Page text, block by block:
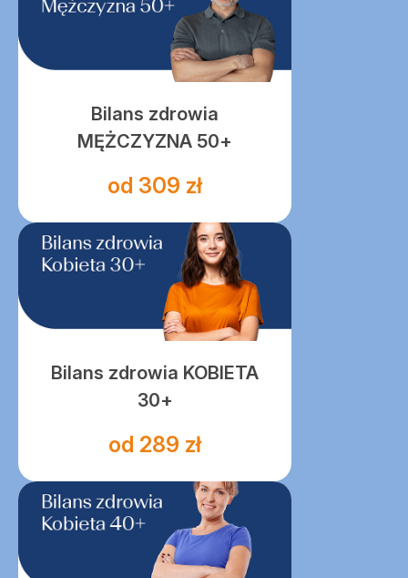
Bilans zdrowia
MĘŻCZYZNA 50+
od 309 zł
Bilans zdrowia KOBIETA
30+
od 289 zł